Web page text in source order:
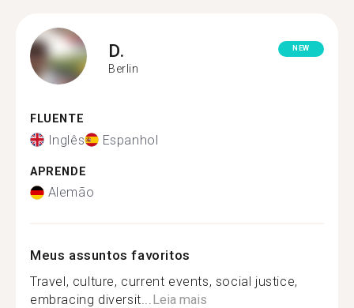
D.
Berlin
NEW
FLUENTE
Inglês Espanhol
APRENDE
Alemão
Meus assuntos favoritos
Travel, culture, current events, social justice,
embracing diversit...Leia mais